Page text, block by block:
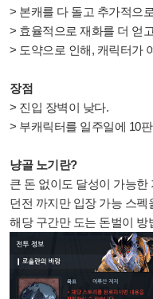
> 본캐를 다 돌고 추가적으
> 효율적으로 재화를 더 얻
> 도약으로 인해, 캐릭터가
장점
> 진입 장벽이 낮다.
> 부캐릭터를 일주일에 10
냥골 노기란?
큰 돈 없이도 달성이 가능
던전 까지만 입장 가능 스펙
해당 구간만 도는 돈벌이 방